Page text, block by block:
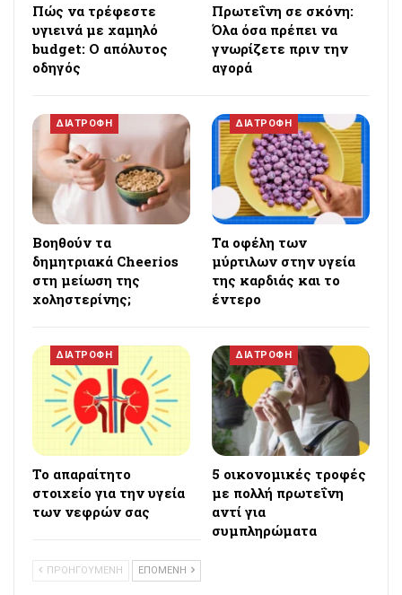
Πώς να τρέφεστε
υγιεινά με χαμηλό
budget: Ο απόλυτος
οδηγός
Πρωτεΐνη σε σκόνη:
Όλα όσα πρέπει να
γνωρίζετε πριν την
αγορά
ΔΙΑΤΡΟΦΗ
Βοηθούν τα
δημητριακά Cheerios
στη μείωση της
χοληστερίνης;
ΔΙΑΤΡΟΦΗ
Τα οφέλη των
μύρτιλων στην υγεία
της καρδιάς και το
έντερο
ΔΙΑΤΡΟΦΗ
Το απαραίτητο
στοιχείο για την υγεία
των νεφρών σας
ΔΙΑΤΡΟΦΗ
5 οικονομικές τροφές
με πολλή πρωτεΐνη
αντί για
συμπληρώματα
ΠΡΟΗΓΟΥΜΕΝΗ ΕΠΟΜΕΝΗ